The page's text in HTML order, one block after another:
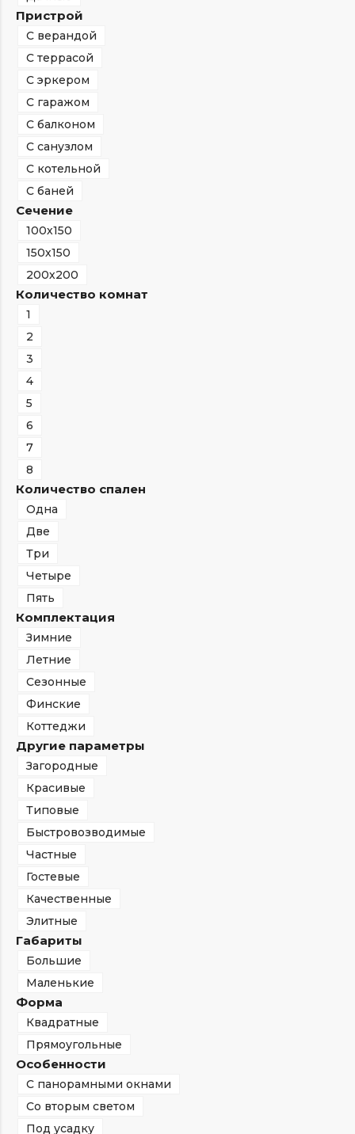
Пристрой
С верандой
С террасой
С эркером
С гаражом
С балконом
С санузлом
С котельной
С баней
Сечение
100х150
150х150
200х200
Количество комнат
1
2
3
4
5
6
7
8
Количество спален
Одна
Две
Три
Четыре
Пять
Комплектация
Зимние
Летние
Сезонные
Финские
Коттеджи
Другие параметры
Загородные
Красивые
Типовые
Быстровозводимые
Частные
Гостевые
Качественные
Элитные
Габариты
Большие
Маленькие
Форма
Квадратные
Прямоугольные
Особенности
С панорамными окнами
Со вторым светом
Под усадку